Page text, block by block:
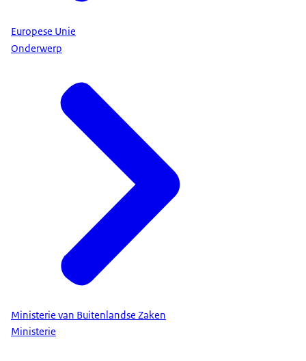
Europese Unie
Onderwerp
Ministerie van Buitenlandse Zaken
Ministerie